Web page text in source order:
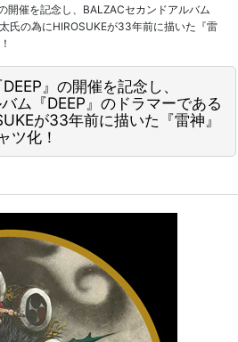
開催を記念し、BALZACセカンドアルバム
氏の為にHIROSUKEが33年前に描いた『雷
』の開催を記念し、
ム『DEEP』のドラマーである
が33年前に描いた『雷神』
ツ化！